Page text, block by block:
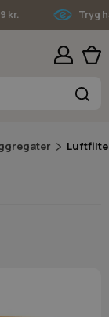
Tryg